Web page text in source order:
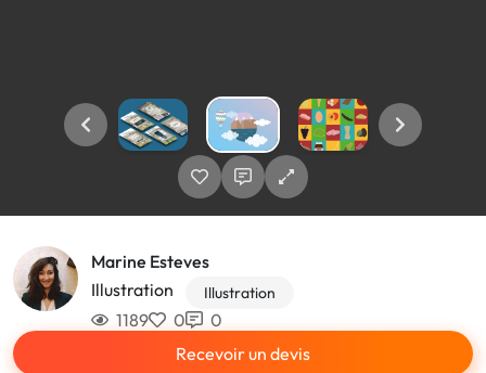
Marine Esteves
Illustration
Illustration
1189 0
0
Recevoir un devis